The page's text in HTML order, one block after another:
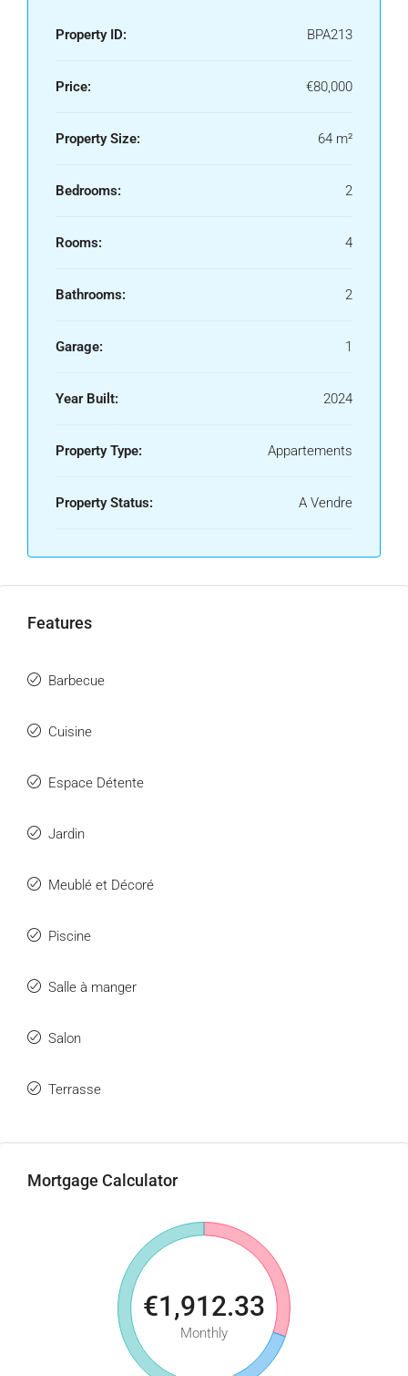
Property ID: BPA213
Price: €80,000
Property Size: 64 m²
Bedrooms: 2
Rooms: 4
Bathrooms: 2
Garage: 1
Year Built: 2024
Property Type: Appartements
Property Status: A Vendre
Features
Barbecue
Cuisine
Espace Détente
Jardin
Meublé et Décoré
Piscine
Salle à manger
Salon
Terrasse
Mortgage Calculator
€1,912.33
Monthly